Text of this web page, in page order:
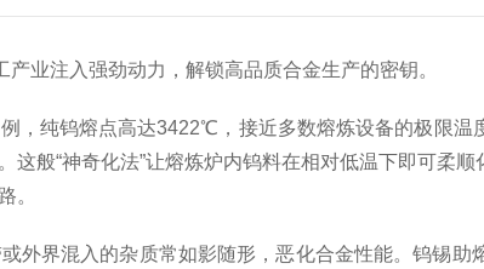
产业注入强劲动力，解锁高品质合金生产的密钥。
纯钨熔点高达3422℃，接近多数熔炼设备的极限温
般“神奇化法”让熔炼炉内钨料在相对低温下即可柔
。
界混入的杂质常如影随形，恶化合金性能。钨锡助